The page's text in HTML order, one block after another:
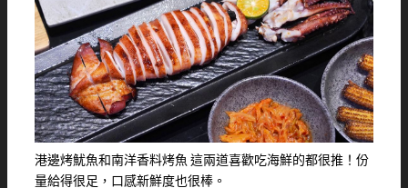
港邊烤魷魚和南洋香料烤魚 這兩道喜歡吃海鮮的都很推！份
量給得很足，口感新鮮度也很棒。